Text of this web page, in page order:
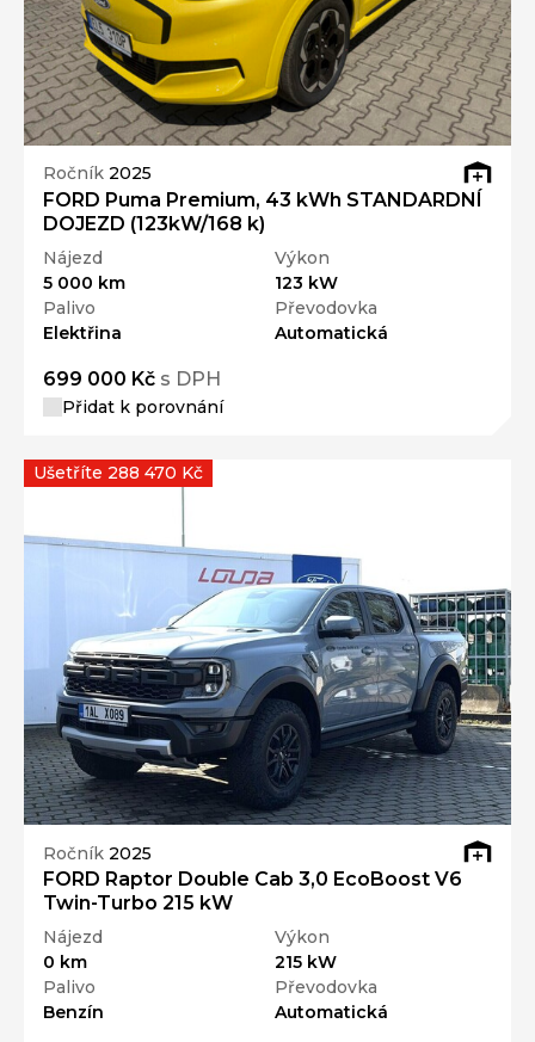
Ročník 2025
FORD Puma Premium, 43 kWh STANDARDNÍ
DOJEZD (123kW/168 k)
Nájezd
5 000 km
Výkon
123 kW
Palivo
Elektřina
Převodovka
Automatická
699 000 Kč s DPH
Přidat k porovnání
Ročník 2025
FORD Raptor Double Cab 3,0 EcoBoost V6
Twin-Turbo 215 kW
Nájezd
0 km
Výkon
215 kW
Palivo
Benzín
Převodovka
Automatická
Ušetříte 288 470 Kč